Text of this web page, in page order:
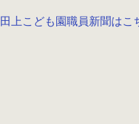
田上こども園職員新聞はこ